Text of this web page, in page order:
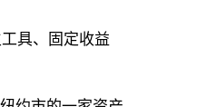
具、固定收益